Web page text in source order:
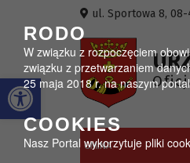
Otwórz pasek narzędzi
RODO
W związku z rozpoczęciem
związku z przetwarzaniem
25 maja 2018 r. na naszym
COOKIES
Nasz Portal wykorzytuje pliki
ul. Sportowa 8,
GMINA